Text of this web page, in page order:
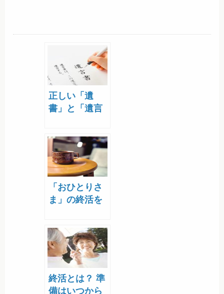
正しい「遺
書」と「遺言
「おひとりさ
ま」の終活を
終活​とは？ 準
備は​いつから